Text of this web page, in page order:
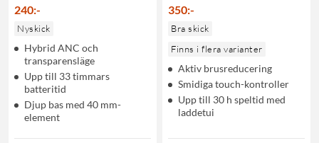
240:-
Nyskick
Hybrid ANC och
transparensläge
Upp till 33 timmars
batteritid
Djup bas med 40 mm-
element
350:-
Bra skick
Finns i flera varianter
Aktiv brusreducering
Smidiga touch-kontroller
Upp till 30 h speltid med
laddetui